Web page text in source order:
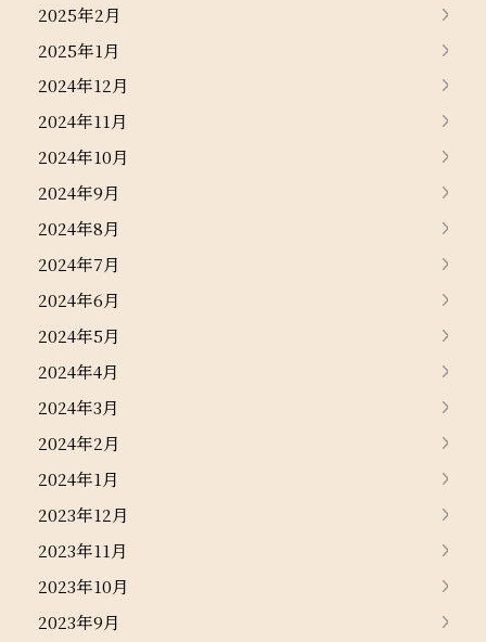
2025年2月
2025年1月
2024年12月
2024年11月
2024年10月
2024年9月
2024年8月
2024年7月
2024年6月
2024年5月
2024年4月
2024年3月
2024年2月
2024年1月
2023年12月
2023年11月
2023年10月
2023年9月